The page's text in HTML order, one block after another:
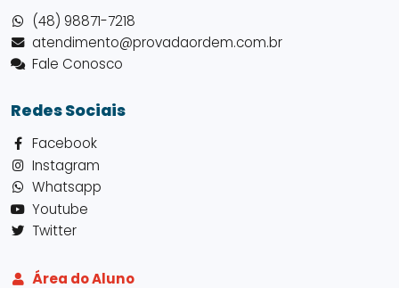
(48) 98871-7218
atendimento@provadaordem.com.br
Fale Conosco
Redes Sociais
Facebook
Instagram
Whatsapp
Youtube
Twitter
Área do Aluno